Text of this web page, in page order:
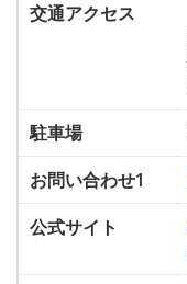
交通アクセス
駐車場
お問い合わせ1
公式サイト